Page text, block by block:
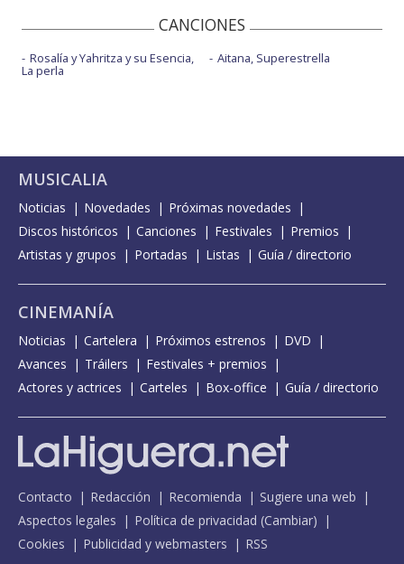
CANCIONES
Rosalía y Yahritza y su Esencia,
La perla
Aitana, Superestrella
MUSICALIA
Noticias Novedades
Próximas novedades
Discos históricos
Canciones Festivales
Premios
Artistas y grupos
Portadas Listas Guía / directorio
CINEMANÍA
Noticias Cartelera Próximos estrenos
DVD
Avances
Tráilers
Festivales + premios
Actores y actrices
Carteles Box-office Guía / directorio
Contacto Redacción Recomienda
Sugiere una web
Aspectos legales
Política de privacidad (Cambiar)
Cookies
Publicidad y webmasters RSS